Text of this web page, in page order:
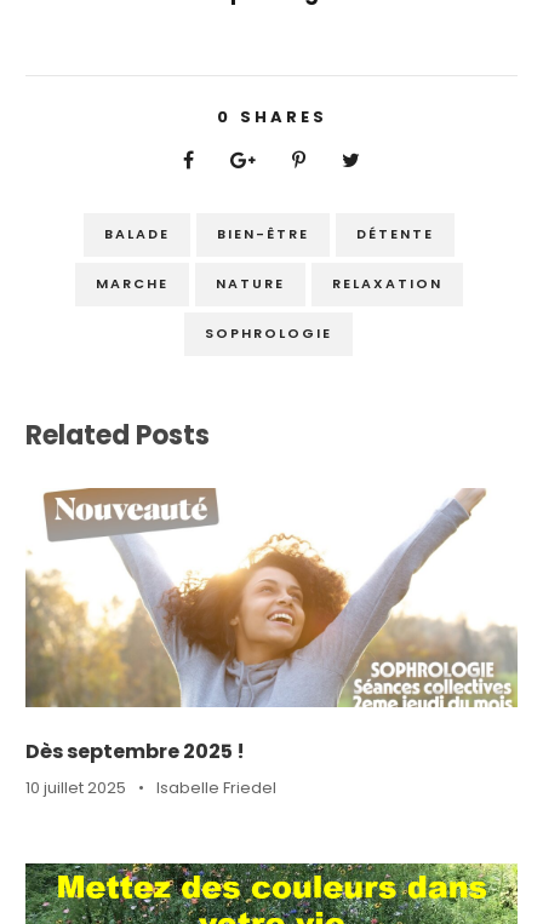
0 SHARES
BALADE BIEN-ÊTRE DÉTENTE
MARCHE NATURE RELAXATION
SOPHROLOGIE
Related Posts
Dès septembre 2025 !
10 juillet 2025 • Isabelle Friedel